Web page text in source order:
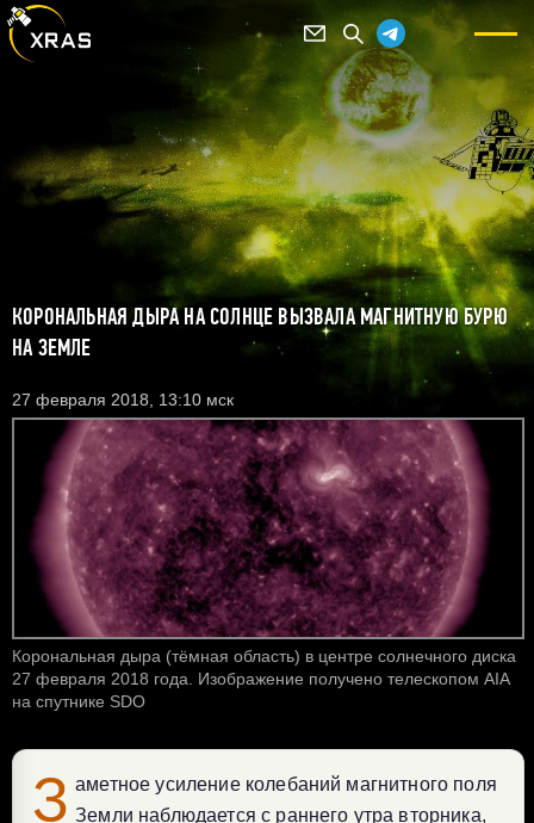
КОРОНАЛЬНАЯ ДЫРА НА СОЛНЦЕ ВЫЗВАЛА МАГНИТНУЮ БУРЮ
НА ЗЕМЛЕ
27 февраля 2018, 13:10 мск
Корональная дыра (тёмная область) в центре солнечного диска
27 февраля 2018 года. Изображение получено телескопом AIA
на спутнике SDO
З аметное усиление колебаний магнитного поля
Земли наблюдается с раннего утра вторника,